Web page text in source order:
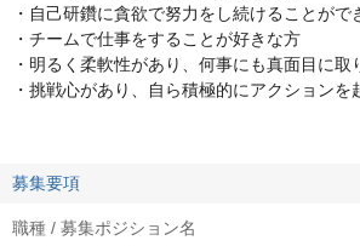
・自己研鑽に貪欲で努力をし続けることがで
・チームで仕事をすることが好きな方
・明るく柔軟性があり、何事にも真面目に
・挑戦心があり、自ら積極的にアクションを
募集要項
職種 / 募集ポジション名